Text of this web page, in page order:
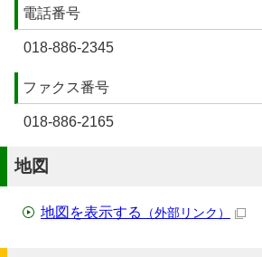
電話番号
018-886-2345
ファクス番号
018-886-2165
地図
地図を表示する （外部リンク）